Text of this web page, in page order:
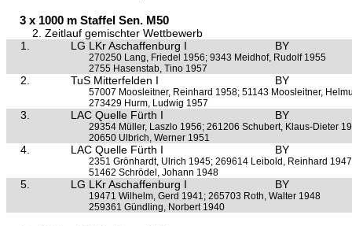
3 x 1000 m Staffel Sen. M50
2. Zeitlauf gemischter Wettbewerb
1.
LG LKr Aschaffenburg I BY
270250 Lang, Friedel 1956; 9343 Meidhof, Rudolf 1955
2755 Hasenstab, Tino 1957
2. TuS Mitterfelden I BY
57007 Moosleitner, Reinhard 1958; 51143 Moosleitner,
273429 Hurm, Ludwig 1957
3. LAC Quelle Fürth I BY
29354 Müller, Laszlo 1956; 261206 Schubert, Klaus-Dieter
20650 Ulbrich, Werner 1951
4. LAC Quelle Fürth I BY
2351 Grönhardt, Ulrich 1945; 269614 Leibold, Reinhard 1947
51462 Schrödel, Johann 1948
5. LG LKr Aschaffenburg I BY
19471 Wilhelm, Gerd 1941; 265703 Roth, Walter 1948
259361 Gündling, Norbert 1940